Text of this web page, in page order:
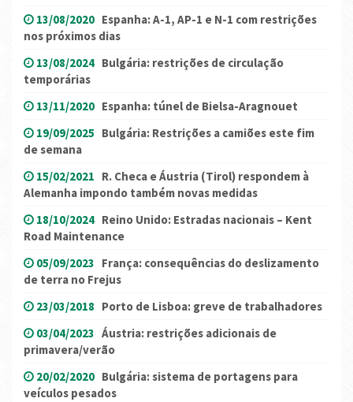
13/08/2020 Espanha: A-1, AP-1 e N-1 com restrições
nos próximos dias
13/08/2024 Bulgária: restrições de circulação
temporárias
13/11/2020 Espanha: túnel de Bielsa-Aragnouet
19/09/2025 Bulgária: Restrições a camiões este fim
de semana
15/02/2021 R. Checa e Áustria (Tirol) respondem à
Alemanha impondo também novas medidas
18/10/2024 Reino Unido: Estradas nacionais – Kent
Road Maintenance
05/09/2023 França: consequências do deslizamento
de terra no Frejus
23/03/2018 Porto de Lisboa: greve de trabalhadores
03/04/2023 Áustria: restrições adicionais de
primavera/verão
20/02/2020 Bulgária: sistema de portagens para
veículos pesados